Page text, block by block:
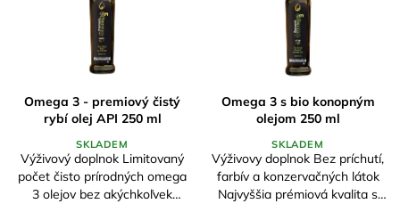
Omega 3 - premiový čistý
rybí olej API 250 ml
SKLADEM
Výživový doplnok Limitovaný
počet čisto prírodných omega
3 olejov bez akýchkoľvek
Omega 3 s bio konopným
olejom 250 ml
SKLADEM
Výživovy doplnok Bez príchutí,
farbív a konzervačných látok
Najvyššia prémiová kvalita s